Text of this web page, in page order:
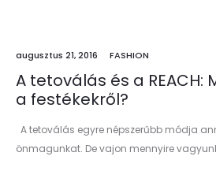
augusztus 21, 2016 FASHION
A tetoválás és a REACH:
a festékekről?
A tetoválás egyre népszerűbb módja
önmagunkat. De vajon mennyire